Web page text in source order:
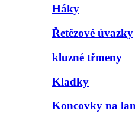
Háky
Řetězové úvazky
kluzné třmeny
Kladky
Koncovky na